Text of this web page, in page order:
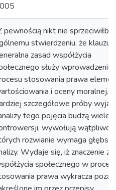
pewnością nikt nie sprzeciwiłby
stwierdzeniu, że klauzula
zasad współżycia
służy wprowadzeniu
stosowania prawa
i oceny moralnej.
szczegółowe próby
tego pojęcia budzą wiele
wywołują
rozwianie wymaga
Wydaje się, iż znaczenie
społecznego w
prawa wykracza poza